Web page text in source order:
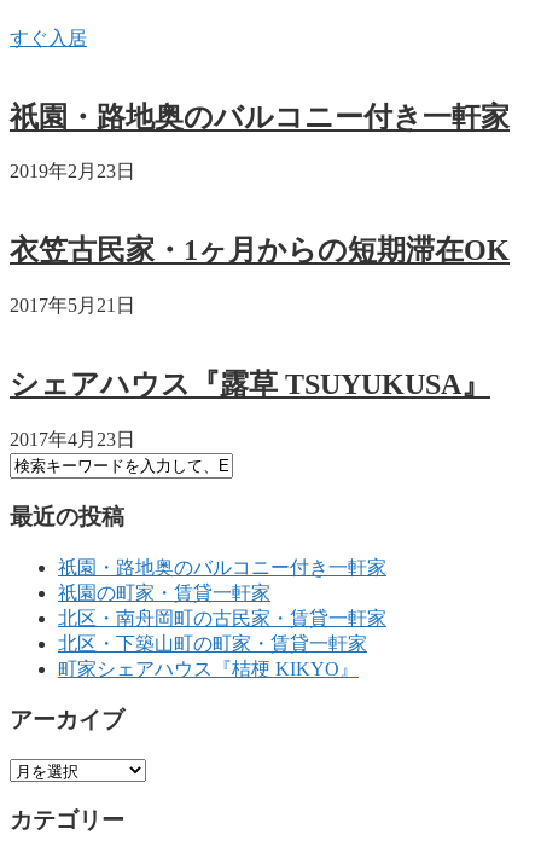
すぐ入居
祇園・路地奥のバルコニー付き一軒家
2019年2月23日
衣笠古民家・1ヶ月からの短期滞在OK
2017年5月21日
シェアハウス『露草 TSUYUKUSA』
2017年4月23日
最近の投稿
祇園・路地奥のバルコニー付き一軒家
祇園の町家・賃貸一軒家
北区・南舟岡町の古民家・賃貸一軒家
北区・下築山町の町家・賃貸一軒家
町家シェアハウス『桔梗 KIKYO』
アーカイブ
カテゴリー